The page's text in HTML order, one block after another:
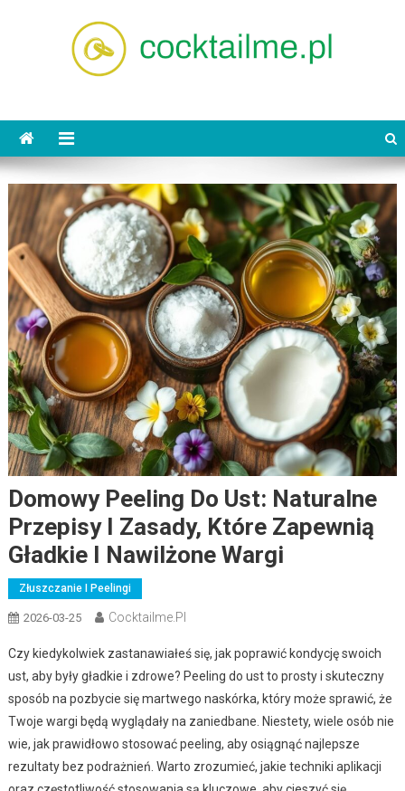
Domowy Peeling Do Ust: Naturalne
Przepisy I Zasady, Które Zapewnią
Gładkie I Nawilżone Wargi
Złuszczanie I Peelingi
2026-03-25 Cocktailme.pl
Czy kiedykolwiek zastanawiałeś się, jak poprawić kondycję swoich
ust, aby były gładkie i zdrowe? Peeling do ust to prosty i skuteczny
sposób na pozbycie się martwego naskórka, który może sprawić, że
Twoje wargi będą wyglądały na zaniedbane. Niestety, wiele osób nie
wie, jak prawidłowo stosować peeling, aby osiągnąć najlepsze
rezultaty bez podrażnień. Warto zrozumieć, jakie techniki aplikacji